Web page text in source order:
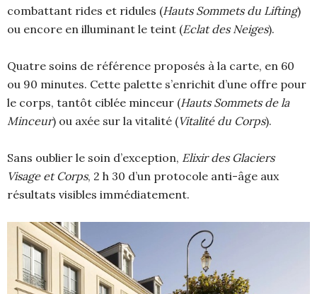
combattant rides et ridules (Hauts Sommets du Lifting)
ou encore en illuminant le teint (Eclat des Neiges).
Quatre soins de référence proposés à la carte, en 60
ou 90 minutes. Cette palette s’enrichit d’une offre pour
le corps, tantôt ciblée minceur (Hauts Sommets de la
Minceur) ou axée sur la vitalité (Vitalité du Corps).
Sans oublier le soin d’exception, Elixir des Glaciers
Visage et Corps, 2 h 30 d’un protocole anti-âge aux
résultats visibles immédiatement.